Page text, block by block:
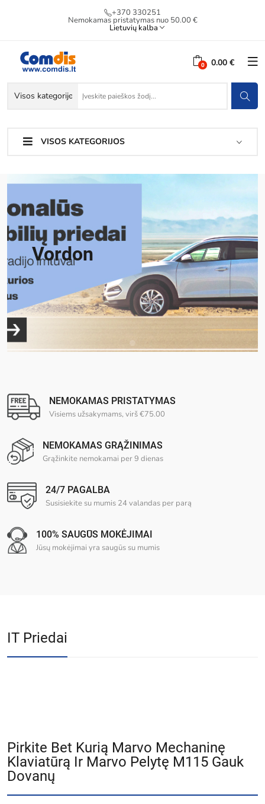
+370 330251
Nemokamas pristatymas nuo 50.00 €
Lietuvių kalba
0.00 €
VISOS KATEGORIJOS
Vordon
NEMOKAMAS PRISTATYMAS
Visiems užsakymams, virš €75.00
NEMOKAMAS GRĄŽINIMAS
Grąžinkite nemokamai per 9 dienas
24/7 PAGALBA
Susisiekite su mumis 24 valandas per parą
100% SAUGŪS MOKĖJIMAI
Jūsų mokėjimai yra saugūs su mumis
IT Priedai
Pirkite Bet Kurią Marvo Mechaninę
Klaviatūrą Ir Marvo Pelytę M115 Gauk
Dovanų